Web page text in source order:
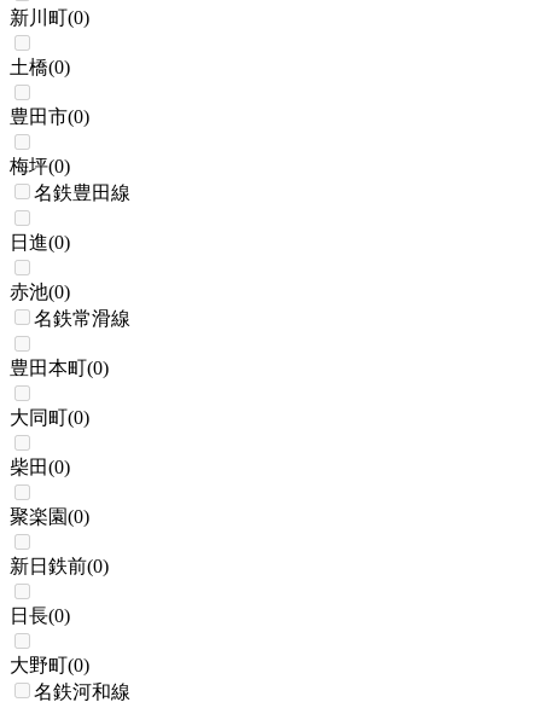
新川町(0)
土橋(0)
豊田市(0)
梅坪(0)
名鉄豊田線
日進(0)
赤池(0)
名鉄常滑線
豊田本町(0)
大同町(0)
柴田(0)
聚楽園(0)
新日鉄前(0)
日長(0)
大野町(0)
名鉄河和線